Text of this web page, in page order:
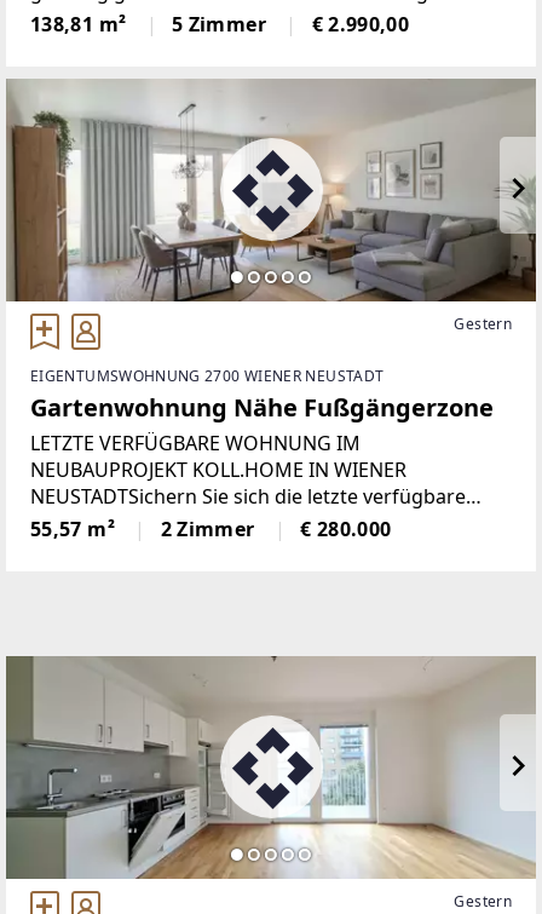
mit gesamt 5 Wohnräumen, einer modern
ausgestatteten Einbauküche, zwei Badezimmer in
138,81 m² 5 Zimmer € 2.990,00
Gestern
EIGENTUMSWOHNUNG 2700 WIENER NEUSTADT
Gartenwohnung Nähe Fußgängerzone
LETZTE VERFÜGBARE WOHNUNG IM
NEUBAUPROJEKT KOLL.HOME IN WIENER
NEUSTADTSichern Sie sich die letzte verfügbare
Eigentumswohnung im modernen Wohnbauprojekt
KOLL.home im beliebten Bahnhofsviertel von
55,57 m² 2 Zimmer € 280.000
Gestern